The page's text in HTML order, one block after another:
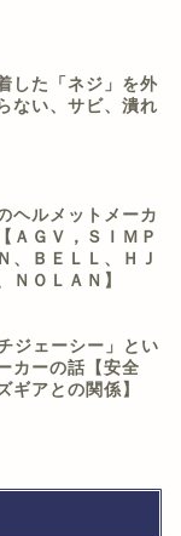
した「ネジ」を外
ない、サビ、潰れ
ヘルメットメーカ
ＧＶ，ＳＩＭＰ
、ＢＥＬＬ、ＨＪ
ＮＯＬＡＮ】
ジェーシー」とい
カーの話【安全
ギアとの関係】